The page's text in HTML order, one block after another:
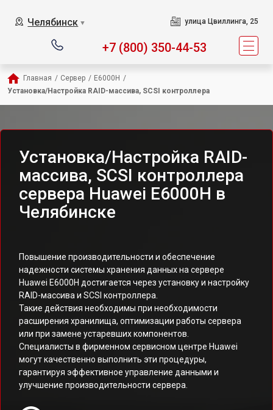
Челябинск ▼ улица Цвиллинга, 25
+7 (800) 350-44-53
Главная / Сервер / E6000H /
Установка/Настройка RAID-массива, SCSI контроллера
Установка/Настройка RAID-
массива, SCSI контроллера
сервера Huawei E6000H в
Челябинске
Повышение производительности и обеспечение
надежности системы хранения данных на сервере
Huawei E6000H достигается через установку и настройку
RAID-массива и SCSI контроллера.
Такие действия необходимы при необходимости
расширения хранилища, оптимизации работы сервера
или при замене устаревших компонентов.
Специалисты в фирменном сервисном центре Huawei
могут качественно выполнить эти процедуры,
гарантируя эффективное управление данными и
улучшение производительности сервера.